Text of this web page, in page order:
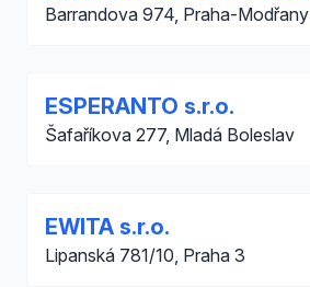
Barrandova 974, Praha-Modřany
ESPERANTO s.r.o.
Šafaříkova 277, Mladá Boleslav
EWITA s.r.o.
Lipanská 781/10, Praha 3